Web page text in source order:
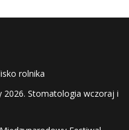
rolnika
2026. Stomatologia wczoraj i